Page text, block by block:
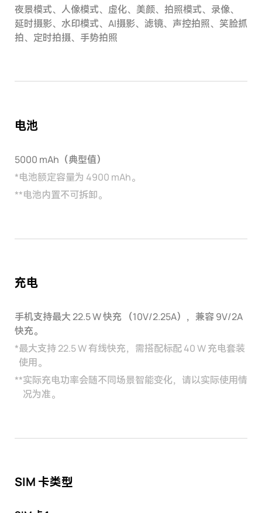
夜景模式、人像模式、虚化、美颜、拍照模式、录像、
延时摄影、水印模式、AI摄影、滤镜、声控拍照、笑脸抓
拍、定时拍摄、手势拍照
电池
5000 mAh（典型值）
*电池额定容量为 4900 mAh。
**电池内置不可拆卸。
充电
手机支持最大 22.5 W 快充 （10V/2.25A），兼容 9V/2A
快充。
*最大支持 22.5 W 有线快充，需搭配标配 40 W 充电套装
使用。
**实际充电功率会随不同场景智能变化，请以实际使用情
况为准。
SIM 卡类型